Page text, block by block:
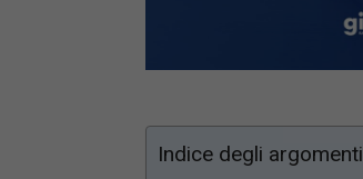
Indice degli argomenti